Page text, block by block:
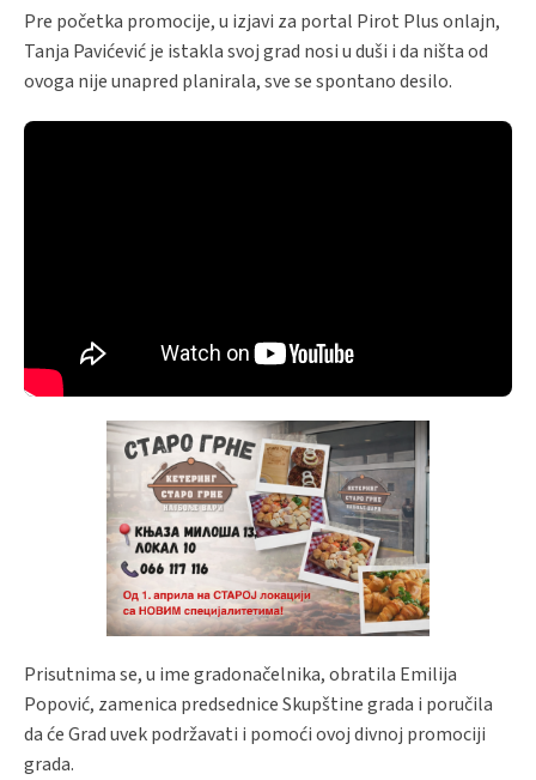
Pre početka promocije, u izjavi za portal Pirot Plus onlajn,
Tanja Pavićević je istakla svoj grad nosi u duši i da ništa od
ovoga nije unapred planirala, sve se spontano desilo.
Prisutnima se, u ime gradonačelnika, obratila Emilija
Popović, zamenica predsednice Skupštine grada i poručila
da će Grad uvek podržavati i pomoći ovoj divnoj promociji
grada.